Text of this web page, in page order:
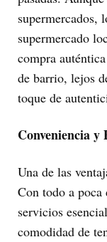
supermercados,
supermercado
compra
de barrio, lejos
toque de
Conveniencia y
Una de las
Con todo a poca
servicios
comodidad de